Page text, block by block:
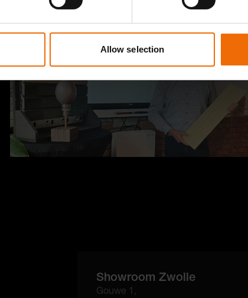
Allow selection
Showroom Zwolle
Gouwe 1,